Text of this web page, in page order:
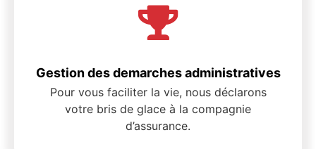
Gestion des demarches administratives
Pour vous faciliter la vie, nous déclarons
votre bris de glace à la compagnie
d’assurance.